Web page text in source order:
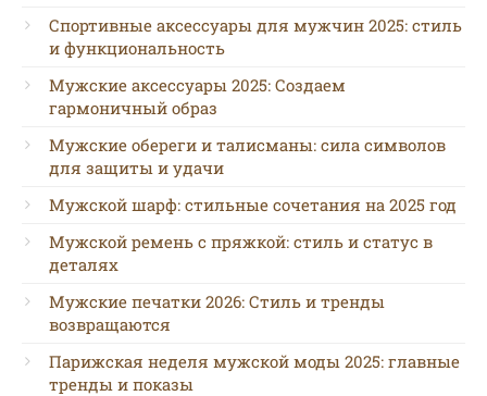
Спортивные аксессуары для мужчин 2025: стиль
и функциональность
Мужские аксессуары 2025: Создаем
гармоничный образ
Мужские обереги и талисманы: сила символов
для защиты и удачи
Мужской шарф: стильные сочетания на 2025 год
Мужской ремень с пряжкой: стиль и статус в
деталях
Мужские печатки 2026: Стиль и тренды
возвращаются
Парижская неделя мужской моды 2025: главные
тренды и показы